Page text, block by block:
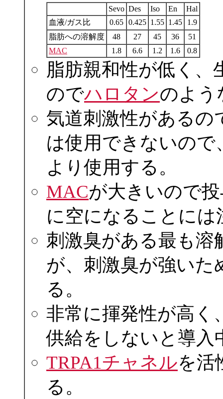
Sevo Des Iso En
Hal
血液/ガス比
0.65 0.425 1.55 1.45
1.9
脂肪への溶解度
48 27 45 36
51
MAC
1.8 6.6 1.2 1.6 0.8
脂肪親和性が低く
のでハロタンのよう
気道刺激性があるの
は使用できないので
より使用する。
MACが大きいので
に空になることには
刺激臭がある最も溶
が、刺激臭が強いた
る。
非常に揮発性が高く
供給をしないと導入
TRPA1チャネルを活
る。